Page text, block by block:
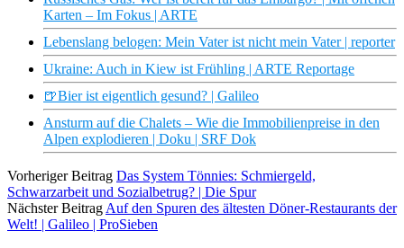
Karten – Im Fokus | ARTE
Lebenslang belogen: Mein Vater ist nicht mein Vater | reporter
Ukraine: Auch in Kiew ist Frühling | ARTE Reportage
🍺Bier ist eigentlich gesund? | Galileo
Ansturm auf die Chalets – Wie die Immobilienpreise in den
Alpen explodieren | Doku | SRF Dok
Vorheriger Beitrag Das System Tönnies: Schmiergeld,
Schwarzarbeit und Sozialbetrug? | Die Spur
Nächster Beitrag Auf den Spuren des ältesten Döner-Restaurants der
Welt! | Galileo | ProSieben